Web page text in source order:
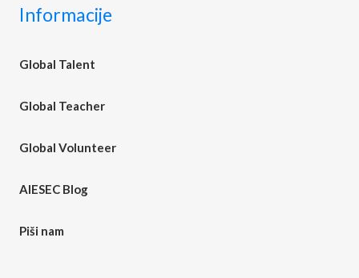
Informacije
Global Talent
Global Teacher
Global Volunteer
AIESEC Blog
Piši nam